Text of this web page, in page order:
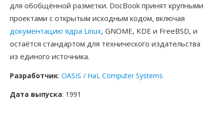
для обобщённой разметки. DocBook принят крупными
проектами с открытым исходным кодом, включая
документацию ядра Linux, GNOME, KDE и FreeBSD, и
остаётся стандартом для технического издательства
из единого источника.
Разработчик: OASIS / HaL Computer Systems
Дата выпуска: 1991